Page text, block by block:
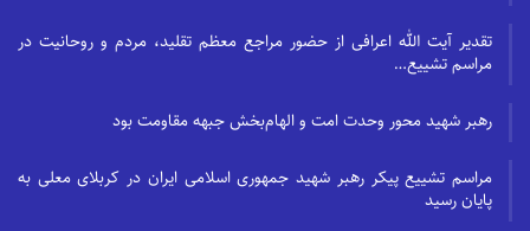
تقدیر آیت الله اعرافی از حضور مراجع معظم تقلید، مردم و روحانیت در
مراسم تشییع…
رهبر شهید محور وحدت امت و الهام‌بخش جبهه مقاومت بود
مراسم تشییع پیکر رهبر شهید جمهوری اسلامی ایران در کربلای معلی به
پایان رسید